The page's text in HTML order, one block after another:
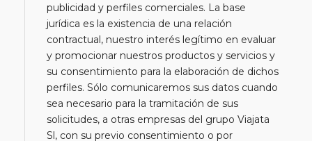
publicidad y perfiles comerciales. La base
jurídica es la existencia de una relación
contractual, nuestro interés legítimo en evaluar
y promocionar nuestros productos y servicios y
su consentimiento para la elaboración de dichos
perfiles. Sólo comunicaremos sus datos cuando
sea necesario para la tramitación de sus
solicitudes, a otras empresas del grupo Viajata
Sl, con su previo consentimiento o por